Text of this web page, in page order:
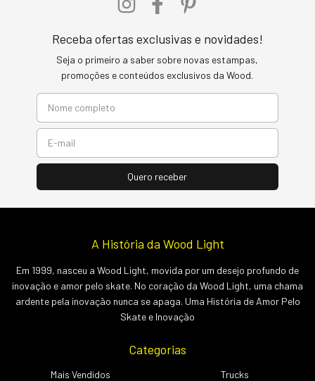
Receba ofertas exclusivas e novidades!
Seja o primeiro a saber sobre novas estampas,
promoções e conteúdos exclusivos da Wood.
A História da Wood Light
Em 1999, nasceu a Wood Light, movida por um desejo profundo de
inovação e amor pelo skate. No coração da Wood Light, uma chama
ardente pela inovação nunca se apaga. Uma História de Amor Pelo
Skate e Inovação
Categorias
Mais Vendidos
Trucks